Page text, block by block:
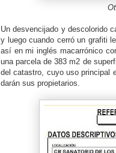
Un desvencijado y descolorido
y luego cuando cerró un grafiti
así en mi inglés macarrónico
una parcela de 383 m2 de
del catastro, cuyo uso principal
darán sus propietarios.